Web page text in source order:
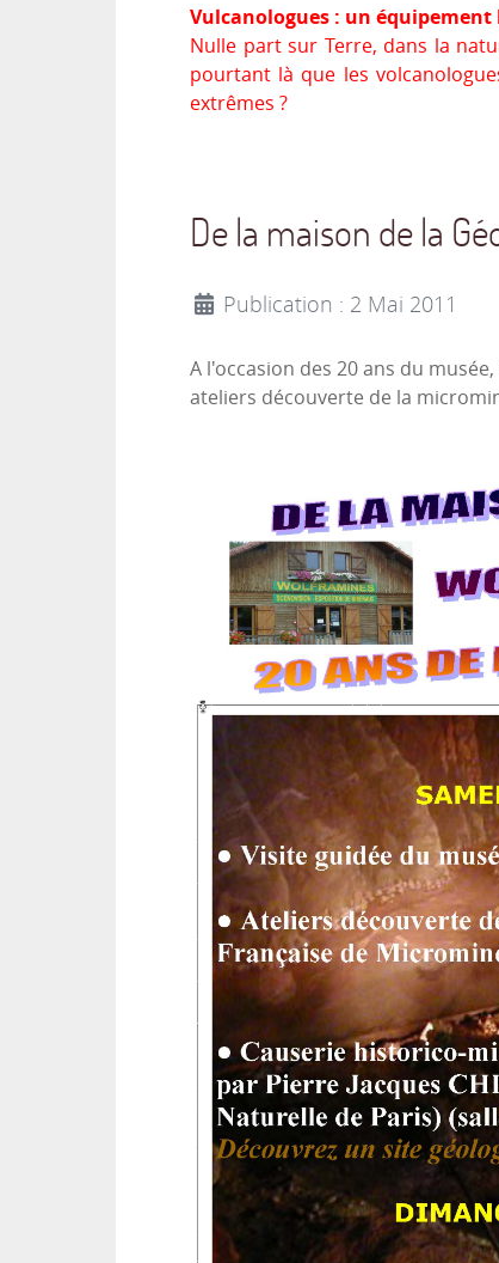
Vulcanologues : un
Nulle part sur Terre, dans la
pourtant là que les
extrêmes ?
De la maison de la
Publication : 2 Mai 2011
A l'occasion des 20 ans du
ateliers découverte de la